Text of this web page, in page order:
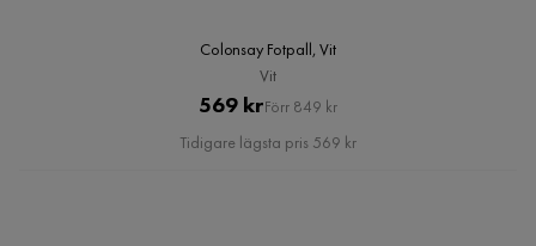
Colonsay Fotpall, Vit
Vit
Pris
569 krOriginal
Pris
Förr 849 kr
Tidigare lägsta pris 569 kr